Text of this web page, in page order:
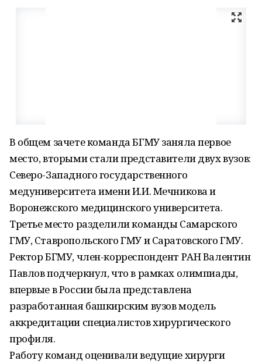
В общем зачете команда БГМУ заняла первое
место, вторыми стали представители двух вузов:
Северо-Западного государственного
медуниверситета имени И.И. Мечникова и
Воронежского медицинского университета.
Третье место разделили команды Самарского
ГМУ, Ставропольского ГМУ и Саратовского ГМУ.
Ректор БГМУ, член-корреспондент РАН Валентин
Павлов подчеркнул, что в рамках олимпиады,
впервые в России была представлена
разработанная башкирским вузов модель
аккредитации специалистов хирургического
профиля.
Работу команд оценивали ведущие хирурги